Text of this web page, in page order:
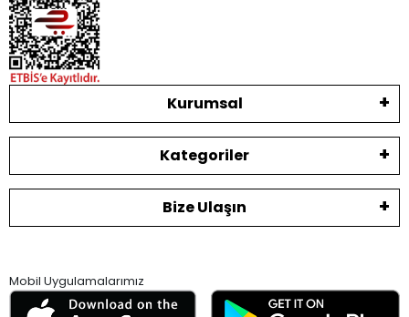
Kurumsal
Kategoriler
Bize Ulaşın
Mobil Uygulamalarımız